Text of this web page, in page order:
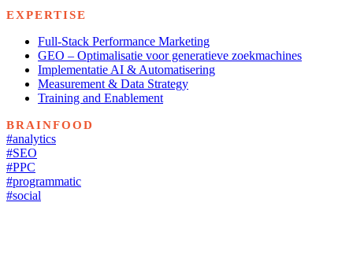
EXPERTISE
Full-Stack Performance Marketing
GEO – Optimalisatie voor generatieve zoekmachines
Implementatie AI & Automatisering
Measurement & Data Strategy
Training and Enablement
BRAINFOOD
#analytics
#SEO
#PPC
#programmatic
#social